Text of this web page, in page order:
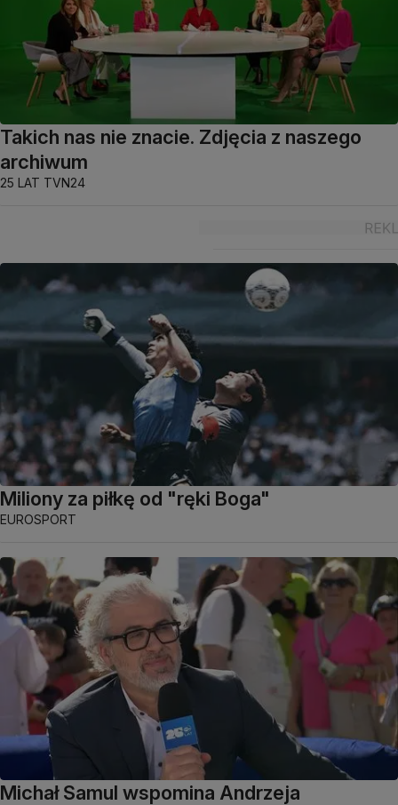
Takich nas nie znacie. Zdjęcia z naszego
archiwum
25 LAT TVN24
Miliony za piłkę od "ręki Boga"
EUROSPORT
Michał Samul wspomina Andrzeja